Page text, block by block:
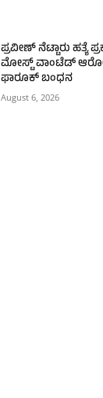
ಪ್ರವೀಣ್ ನೆಟ್ಟಾರು ಹತ್ಯೆ
ಮೋಸ್ಟ್‌ ವಾಂಟೆಡ್‌
ಫಾರೂಕ್ ಬಂಧನ
August 6, 2026